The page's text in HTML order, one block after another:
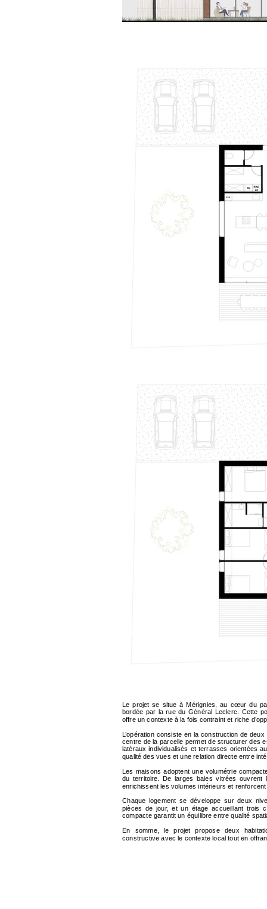
Le projet se situe à Mérignies, au cœur du
bordée par la rue du Général Leclerc. Cette
offre un contexte à la fois contraint et riche
L’opération consiste en la construction de
centre de la parcelle permet de structurer des
latéraux individualisés et terrasses orientées
qualité des vues et une relation directe entre
Les maisons adoptent une volumétrie
du territoire. De larges baies vitrées
enrichissent les volumes intérieurs et
Chaque logement se développe sur deux
pièces de jour, et un étage accueillant trois
compacte garantit un équilibre entre qualité
En somme, le projet propose deux
constructive avec le contexte local tout en